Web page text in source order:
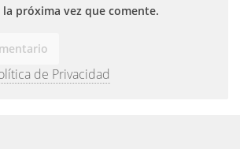
próxima vez que comente.
de Privacidad